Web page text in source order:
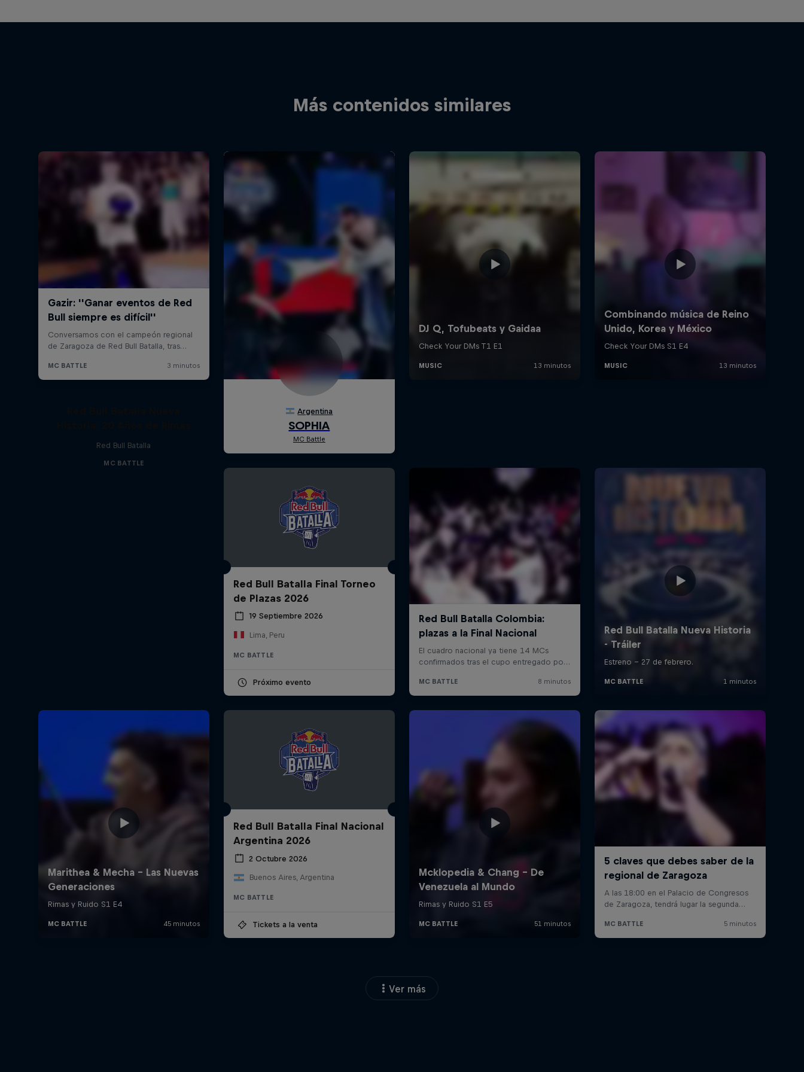
Más contenidos similares
Red Bull Batalla
MC BATTLE
Red Bull Batalla Final Torneo
de Plazas 2026
19 Septiembre 2026
Lima, Peru
MC BATTLE
Próximo evento
Red Bull Batalla Final Nacional
Argentina 2026
2 Octubre 2026
Buenos Aires, Argentina
MC BATTLE
Tickets a la venta
Ver más